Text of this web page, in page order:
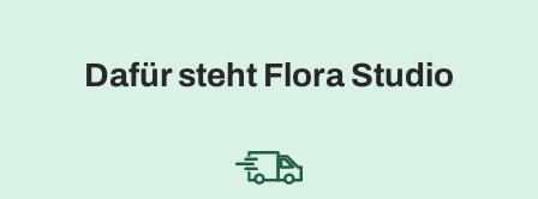
Dafür steht Flora Studio